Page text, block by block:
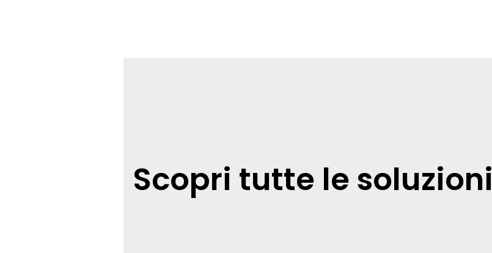
Scopri tutte le soluzioni